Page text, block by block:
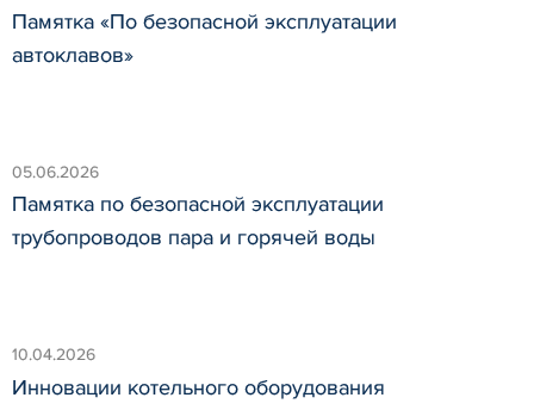
Памятка «По безопасной эксплуатации
автоклавов»
05.06.2026
Памятка по безопасной эксплуатации
трубопроводов пара и горячей воды
10.04.2026
Инновации котельного оборудования